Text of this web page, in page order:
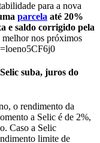
para a nova
parcela até 20%
e saldo corrigido pela
melhor nos próximos
suba, juros do
o rendimento da
a Selic é de 2%,
Caso a Selic
limite de